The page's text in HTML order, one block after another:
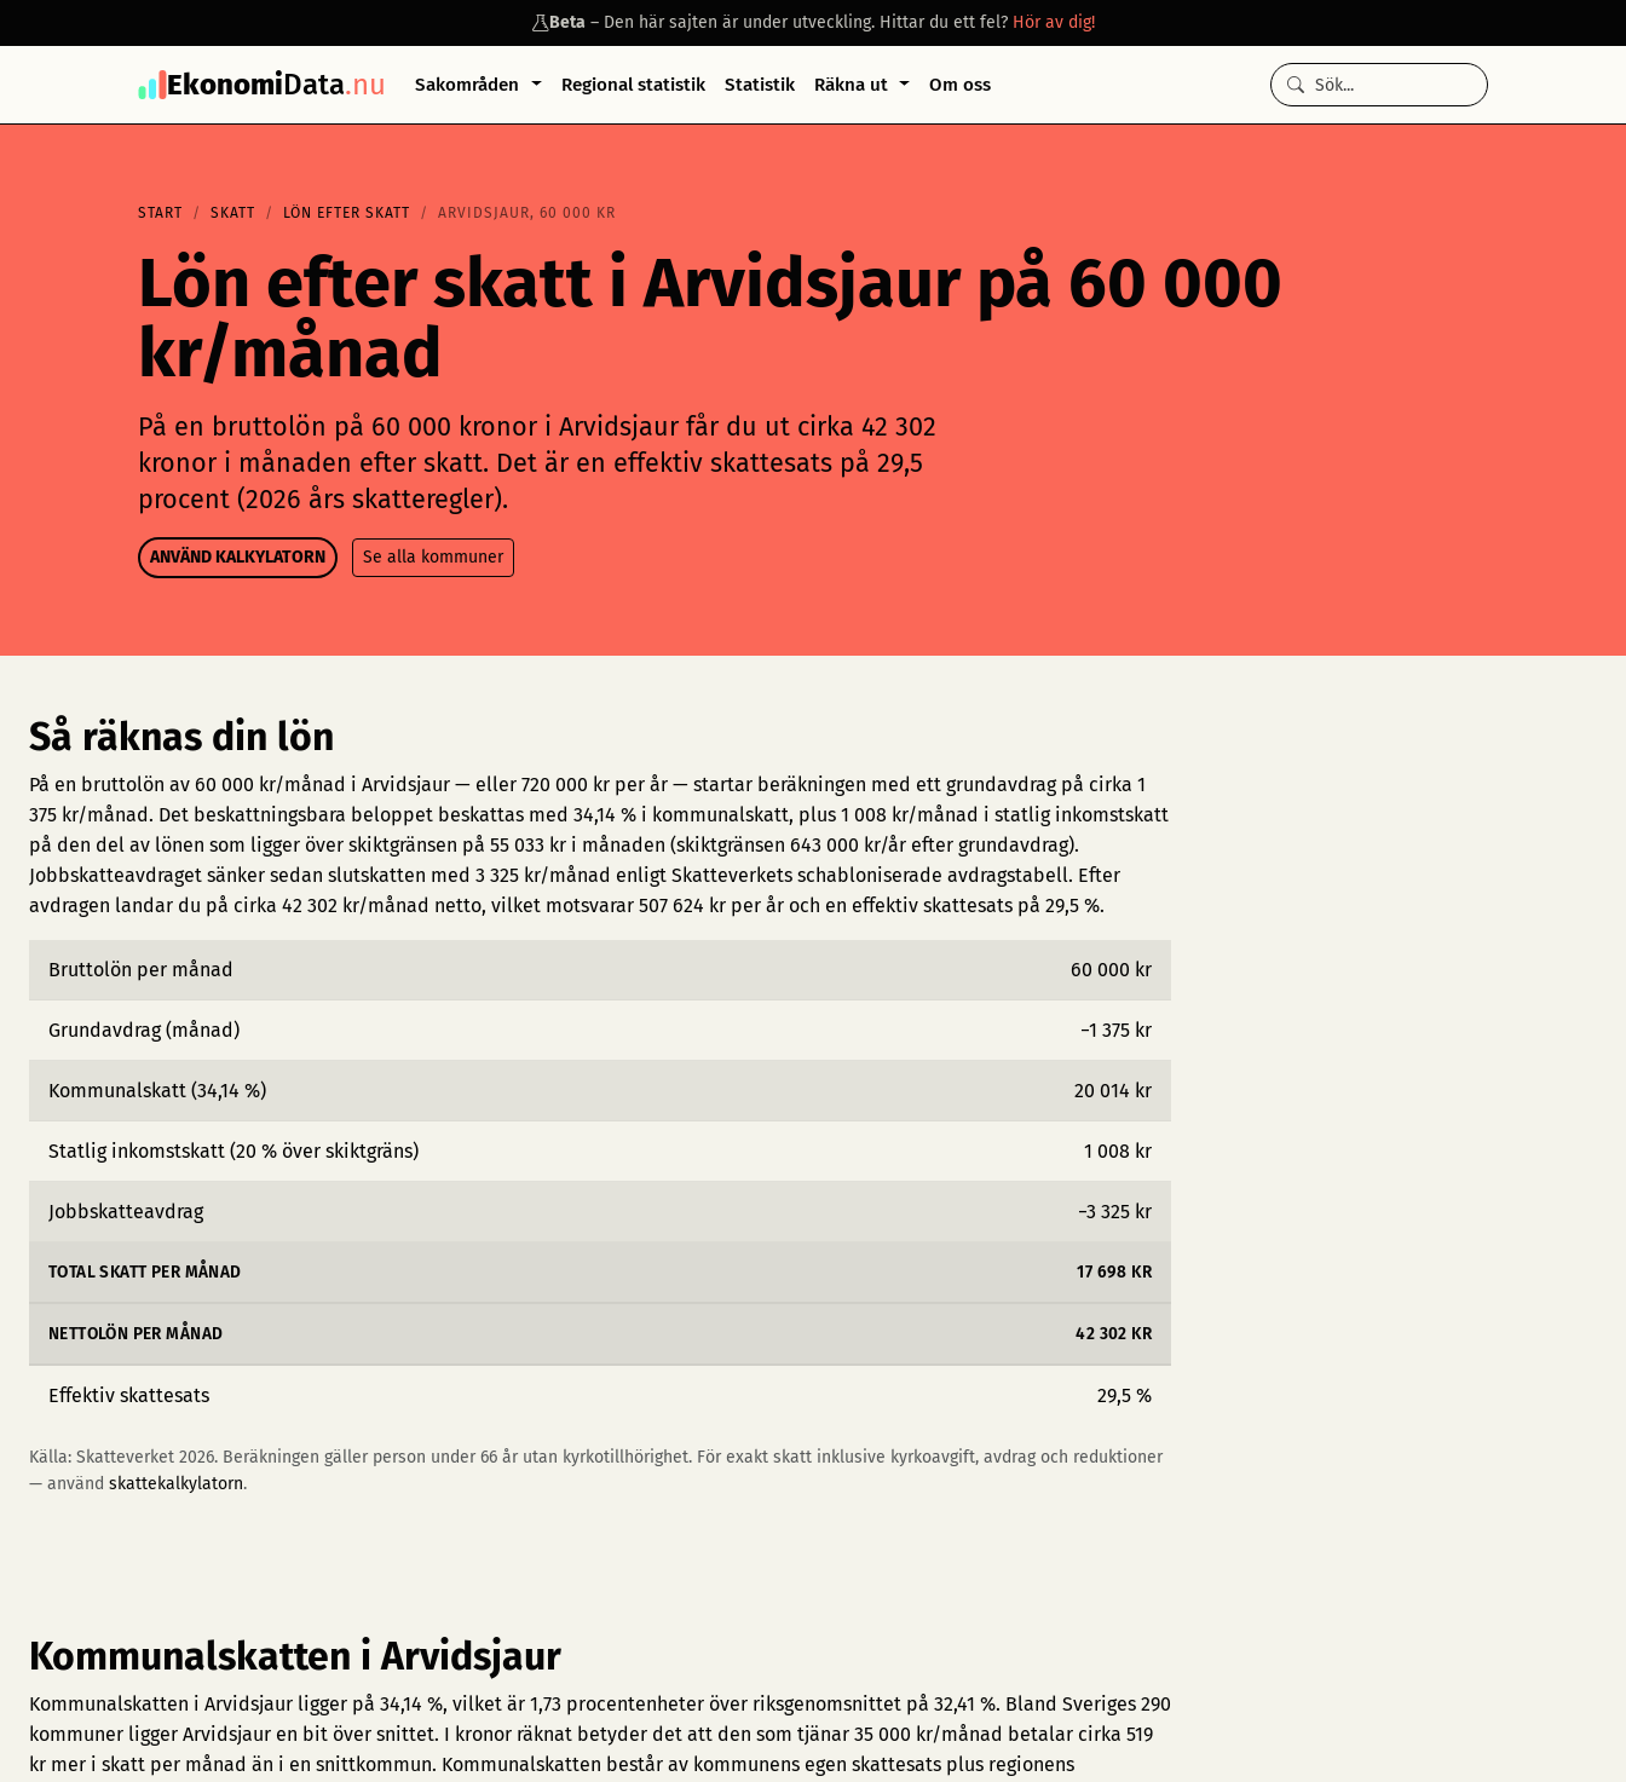
Beta– Den här sajten är under utveckling. Hittar du ett fel? Hör av dig!
EkonomiData.nu Sakområden Regional statistik Statistik Räkna ut Om oss
START SKATT LÖN EFTER SKATT ARVIDSJAUR, 60 000 KR
Lön efter skatt i Arvidsjaur på 60 000
kr/månad
På en bruttolön på 60 000 kronor i Arvidsjaur får du ut cirka 42 302
kronor i månaden efter skatt. Det är en effektiv skattesats på 29,5
procent (2026 års skatteregler).
ANVÄND KALKYLATORN Se alla kommuner
Så räknas din lön
På en bruttolön av 60 000 kr/månad i Arvidsjaur — eller 720 000 kr per år — startar beräkningen med ett grundavdrag på cirka 1
375 kr/månad. Det beskattningsbara beloppet beskattas med 34,14 % i kommunalskatt, plus 1 008 kr/månad i statlig inkomstskatt
på den del av lönen som ligger över skiktgränsen på 55 033 kr i månaden (skiktgränsen 643 000 kr/år efter grundavdrag).
Jobbskatteavdraget sänker sedan slutskatten med 3 325 kr/månad enligt Skatteverkets schabloniserade avdragstabell. Efter
avdragen landar du på cirka 42 302 kr/månad netto, vilket motsvarar 507 624 kr per år och en effektiv skattesats på 29,5 %.
Bruttolön per månad 60 000 kr
Grundavdrag (månad) −1 375 kr
Kommunalskatt (34,14 %) 20 014 kr
Statlig inkomstskatt (20 % över skiktgräns) 1 008 kr
Jobbskatteavdrag −3 325 kr
TOTAL SKATT PER MÅNAD 17 698 KR
NETTOLÖN PER MÅNAD 42 302 KR
Effektiv skattesats 29,5 %
Källa: Skatteverket 2026. Beräkningen gäller person under 66 år utan kyrkotillhörighet. För exakt skatt inklusive kyrkoavgift, avdrag och reduktioner
— använd skattekalkylatorn.
Kommunalskatten i Arvidsjaur
Kommunalskatten i Arvidsjaur ligger på 34,14 %, vilket är 1,73 procentenheter över riksgenomsnittet på 32,41 %. Bland Sveriges 290
kommuner ligger Arvidsjaur en bit över snittet. I kronor räknat betyder det att den som tjänar 35 000 kr/månad betalar cirka 519
kr mer i skatt per månad än i en snittkommun. Kommunalskatten består av kommunens egen skattesats plus regionens